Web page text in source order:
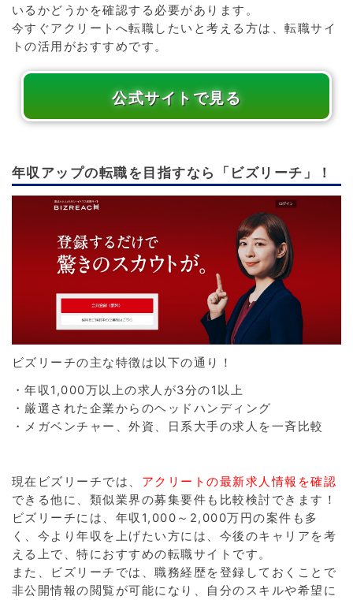
いるかどうかを確認する必要があります。
今すぐアクリートへ転職したいと考える方は、転職サイ
トの活用がおすすめです。
公式サイトで見る
年収アップの転職を目指すなら「ビズリーチ」！
ビズリーチの主な特徴は以下の通り！
・年収1,000万以上の求人が3分の1以上
・厳選された企業からのヘッドハンディング
・メガベンチャー、外資、日系大手の求人を一斉比較
現在ビズリーチでは、 アクリートの最新求人情報を確認
できる他に、類似業界の募集要件も比較検討できます！
ビズリーチには、年収1,000～2,000万円の案件も多
く、今より年収を上げたい方には、今後のキャリアを考
える上で、特におすすめの転職サイトです。
また、ビズリーチでは、職務経歴を登録しておくことで
非公開情報の閲覧が可能になり、自分のスキルや希望に